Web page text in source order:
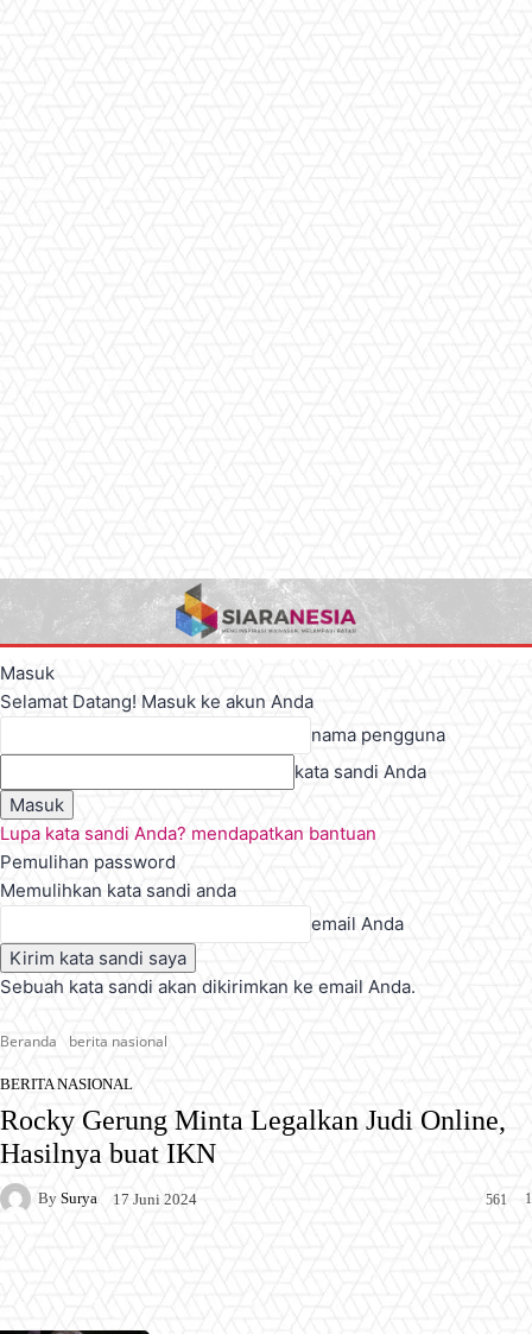
Masuk
Selamat Datang! Masuk ke akun Anda
nama pengguna
kata sandi Anda
Lupa kata sandi Anda? mendapatkan bantuan
Pemulihan password
Memulihkan kata sandi anda
email Anda
Sebuah kata sandi akan dikirimkan ke email Anda.
Beranda berita nasional
BERITA NASIONAL
Rocky Gerung Minta Legalkan Judi Online,
Hasilnya buat IKN
By Surya 17 Juni 2024 1
561